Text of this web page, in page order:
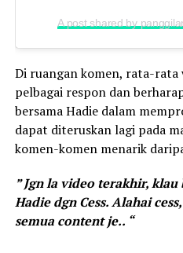
Di ruangan komen, rata-
pelbagai respon dan
bersama Hadie dalam
dapat diteruskan lagi pada
komen-komen menarik
” Jgn la video terakhir,
Hadie dgn Cess. Alahai
semua content je.. “